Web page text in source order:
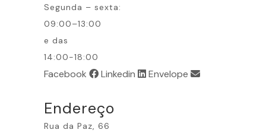
Segunda – sexta:
09:00–13:00
e das
14:00-18:00
Facebook Linkedin Envelope
Endereço
Rua da Paz, 66